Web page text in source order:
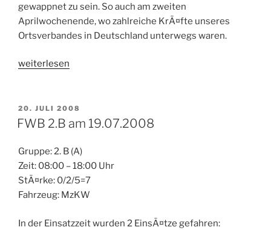
gewappnet zu sein. So auch am zweiten
Aprilwochenende, wo zahlreiche KrÃ¤fte unseres
Ortsverbandes in Deutschland unterwegs waren.
„Man
aus“
weiterlesen
VERÖFFENTLICHT
AM
20. JULI 2008
FWB 2.B am 19.07.2008
Gruppe: 2. B (A)
Zeit: 08:00 – 18:00 Uhr
StÃ¤rke: 0/2/5=7
Fahrzeug: MzKW
In der Einsatzzeit wurden 2 EinsÃ¤tze gefahren: